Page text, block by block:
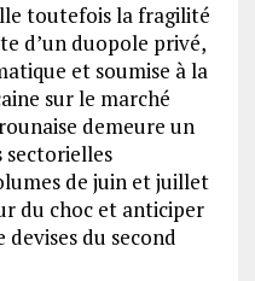
toutefois la fragilité
d’un duopole privé,
et soumise à la
sur le marché
demeure un
sectorielles
de juin et juillet
du choc et anticiper
du second